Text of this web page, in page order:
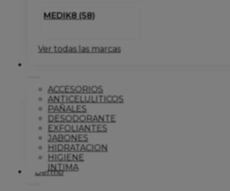
MEDIK8 (58)
Ver todas las marcas
ACCESORIOS
ANTICELULITICOS
PAÑALES
DESODORANTE
EXFOLIANTES
JABONES
HIDRATACION
HIGIENE
INTIMA
Dermo